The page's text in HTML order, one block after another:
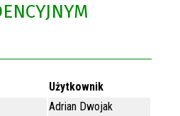
Użytkownik
Adrian Dwojak